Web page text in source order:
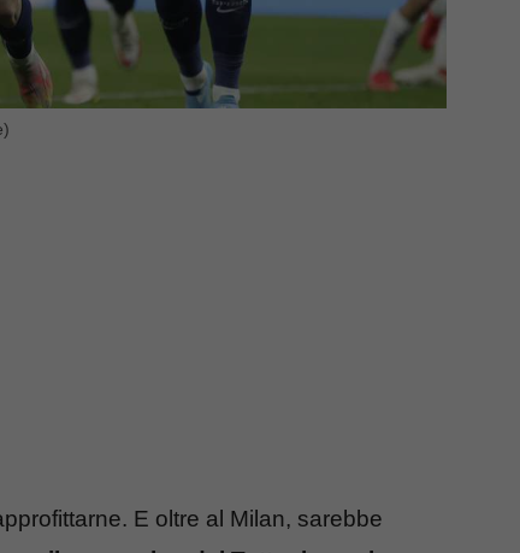
E oltre al Milan, sarebbe